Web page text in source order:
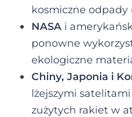
kosmiczne odpady
NASAi
ponowne
ekologiczne
Chiny, Japonia i
lżejszymi
zużytych rakiet w